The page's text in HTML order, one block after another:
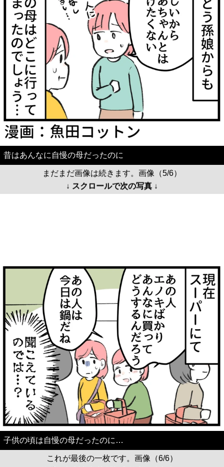
昔はあんなに自慢の母だったのに
まだまだ画像は続きます。画像（5/6）
↓ スクロールで次の写真 ↓
子供の頃は自慢の母だったのに…
これが最後の一枚です。画像（6/6）